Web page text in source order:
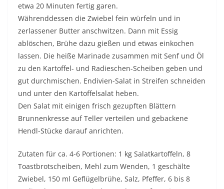
etwa 20 Minuten fertig garen.
Währenddessen die Zwiebel fein würfeln und in
zerlassener Butter anschwitzen. Dann mit Essig
ablöschen, Brühe dazu gießen und etwas einkochen
lassen. Die heiße Marinade zusammen mit Senf und Öl
zu den Kartoffel- und Radieschen-Scheiben geben und
gut durchmischen. Endivien-Salat in Streifen schneiden
und unter den Kartoffelsalat heben.
Den Salat mit einigen frisch gezupften Blättern
Brunnenkresse auf Teller verteilen und gebackene
Hendl-Stücke darauf anrichten.
Zutaten für ca. 4-6 Portionen: 1 kg Salatkartoffeln, 8
Toastbrotscheiben, Mehl zum Wenden, 1 geschälte
Zwiebel, 150 ml Geflügelbrühe, Salz, Pfeffer, 6 bis 8